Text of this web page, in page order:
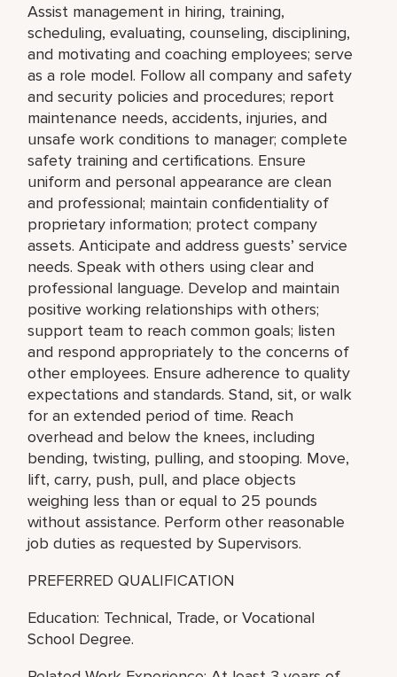
Assist management in hiring, training,
scheduling, evaluating, counseling, disciplining,
and motivating and coaching employees; serve
as a role model. Follow all company and safety
and security policies and procedures; report
maintenance needs, accidents, injuries, and
unsafe work conditions to manager; complete
safety training and certifications. Ensure
uniform and personal appearance are clean
and professional; maintain confidentiality of
proprietary information; protect company
assets. Anticipate and address guests’ service
needs. Speak with others using clear and
professional language. Develop and maintain
positive working relationships with others;
support team to reach common goals; listen
and respond appropriately to the concerns of
other employees. Ensure adherence to quality
expectations and standards. Stand, sit, or walk
for an extended period of time. Reach
overhead and below the knees, including
bending, twisting, pulling, and stooping. Move,
lift, carry, push, pull, and place objects
weighing less than or equal to 25 pounds
without assistance. Perform other reasonable
job duties as requested by Supervisors.
PREFERRED QUALIFICATION
Education: Technical, Trade, or Vocational
School Degree.